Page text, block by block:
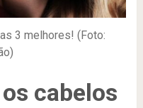
3 melhores! (Foto:
cabelos